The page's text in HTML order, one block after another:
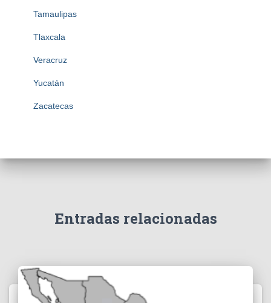
Tamaulipas
Tlaxcala
Veracruz
Yucatán
Zacatecas
Entradas relacionadas